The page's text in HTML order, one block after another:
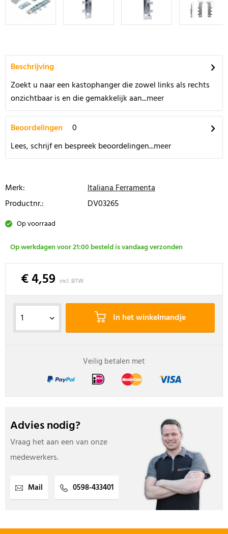
Beschrijving
Zoekt u naar een kastophanger die zowel links als rechts
onzichtbaar is en die gemakkelijk aan...meer
Beoordelingen
0
Lees, schrijf en bespreek beoordelingen...meer
Merk:
Italiana Ferramenta
Productnr.:
DV03265
Op voorraad
Op werkdagen voor 21:00 besteld is vandaag verzonden
€ 4,59 incl. BTW
In het winkelmandje
Veilig betalen met
Advies nodig?
Vraag het aan een van onze
medewerkers.
Mail 0598-433401